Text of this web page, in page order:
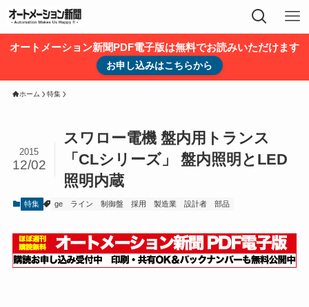
オートメーション新聞PDF電子版は無料でお読みいただけます
お申し込みはこちらから
ホーム 特集
スワロー電機 盤内用トランス
「CLシリーズ」 盤内照明とLED
照明内蔵
2015
12/02
特集 ge ライン 制御盤 採用 製造業 設計者 部品